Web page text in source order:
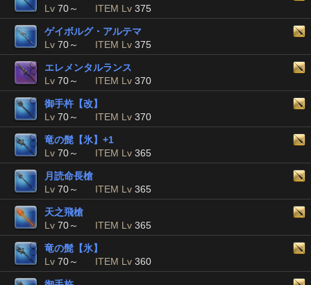
Lv 70～ ITEM Lv 375
ゲイボルグ・アルテマ
Lv 70～ ITEM Lv 375
エレメンタルランス
Lv 70～ ITEM Lv 370
御手杵【改】
Lv 70～ ITEM Lv 370
竜の髭【氷】+1
Lv 70～ ITEM Lv 365
月読命長槍
Lv 70～ ITEM Lv 365
天之飛槍
Lv 70～ ITEM Lv 365
竜の髭【氷】
Lv 70～ ITEM Lv 360